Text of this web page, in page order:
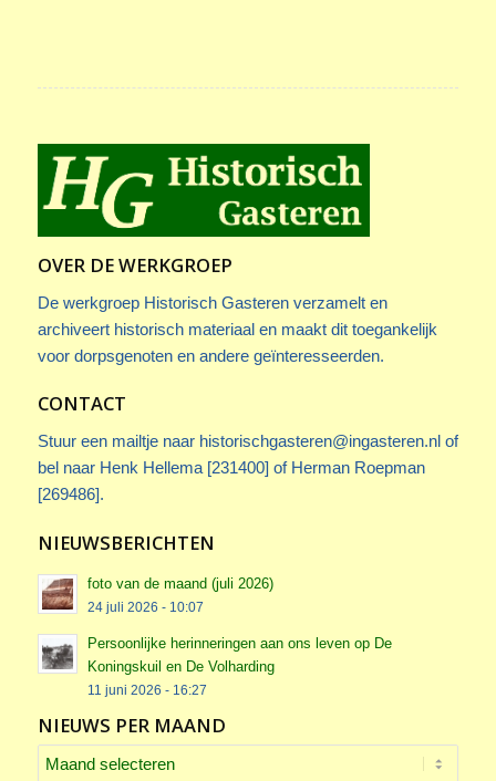
OVER DE WERKGROEP
De werkgroep Historisch Gasteren verzamelt en
archiveert historisch materiaal en maakt dit toegankelijk
voor dorpsgenoten en andere geïnteresseerden.
CONTACT
Stuur een mailtje naar historischgasteren@ingasteren.nlof
bel naar Henk Hellema [231400] of Herman Roepman
[269486].
NIEUWSBERICHTEN
foto van de maand (juli 2026)
24 juli 2026 - 10:07
Persoonlijke herinneringen aan ons leven op De
Koningskuil en De Volharding
11 juni 2026 - 16:27
NIEUWS PER MAAND